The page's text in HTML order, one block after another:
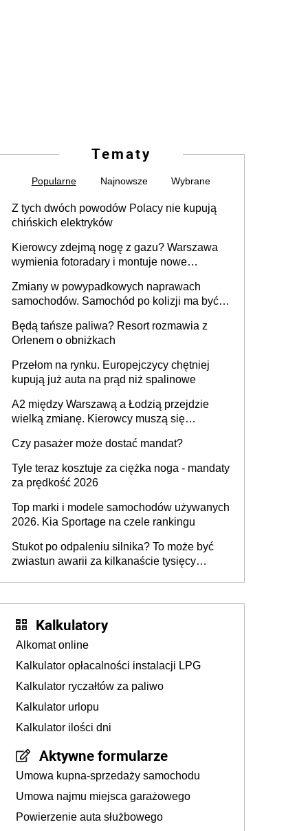
Tematy
Popularne Najnowsze Wybrane
Z tych dwóch powodów Polacy nie kupują
chińskich elektryków
Kierowcy zdejmą nogę z gazu? Warszawa
wymienia fotoradary i montuje nowe
Zmiany w powypadkowych naprawach
samochodów. Samochód po kolizji ma być
technologią producenta
Będą tańsze paliwa? Resort rozmawia z
Orlenem o obniżkach
Przełom na rynku. Europejczycy chętniej
kupują już auta na prąd niż spalinowe
A2 między Warszawą a Łodzią przejdzie
wielką zmianę. Kierowcy muszą się
Czy pasażer może dostać mandat?
Tyle teraz kosztuje za ciężka noga - mandaty
za prędkość 2026
Top marki i modele samochodów używanych
2026. Kia Sportage na czele rankingu
Stukot po odpaleniu silnika? To może być
zwiastun awarii za kilkanaście tysięcy
Kalkulatory
Alkomat online
Kalkulator opłacalności instalacji LPG
Kalkulator ryczałtów za paliwo
Kalkulator urlopu
Kalkulator ilości dni
Aktywne formularze
Umowa kupna-sprzedaży samochodu
Umowa najmu miejsca garażowego
Powierzenie auta służbowego